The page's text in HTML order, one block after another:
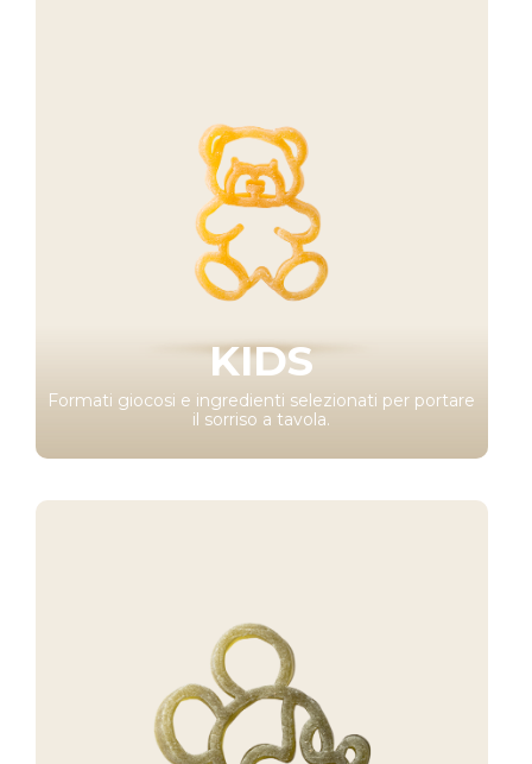
KIDS
Formati giocosi e ingredienti selezionati per portare
il sorriso a tavola.